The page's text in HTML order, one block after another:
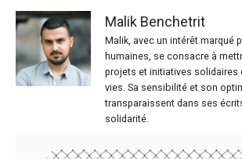
Malik Benchetrit
Malik, avec un intérêt marqué
humaines, se consacre à
projets et initiatives solidaires
vies. Sa sensibilité et son
transparaissent dans ses
solidarité.